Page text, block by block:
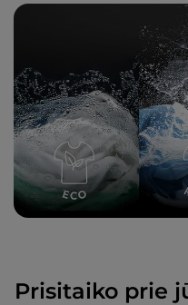
Prisitaiko prie